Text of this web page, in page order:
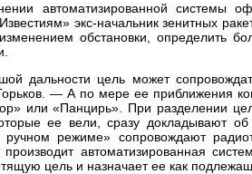
автоматизированной системы
экс-начальник зенитных
обстановки, определить
дальности цель может
— А по мере ее приближения
или «Панцирь». При разделении
ее вели, сразу докладывают
ручном режиме» сопровождают
производит автоматизированная
цель и назначает ее как